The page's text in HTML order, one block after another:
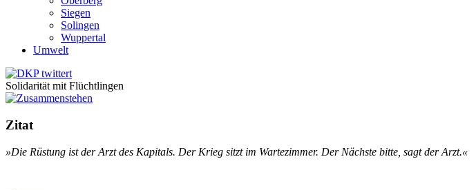
Siegen
Solingen
Wuppertal
Umwelt
Solidarität mit Flüchtlingen
Zitat
»Die Rüs­­tung ist der Arzt des Ka­pi­­tals. Der Krieg sitzt im War­­te­zim­­mer. Der Nächs­­te bit­­te, sagt der Arzt.«